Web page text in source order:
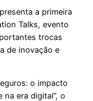
a primeira
Talks, evento
trocas
de inovação e
o impacto
era digital”, o